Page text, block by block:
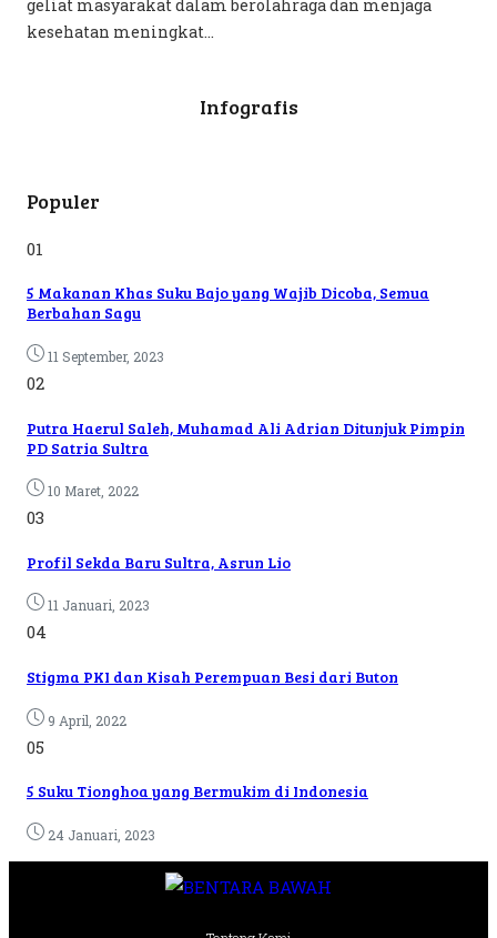
geliat masyarakat dalam berolahraga dan menjaga
kesehatan meningkat...
Infografis
Populer
01
5 Makanan Khas Suku Bajo yang Wajib Dicoba, Semua
Berbahan Sagu
11 September, 2023
02
Putra Haerul Saleh, Muhamad Ali Adrian Ditunjuk Pimpin
PD Satria Sultra
10 Maret, 2022
03
Profil Sekda Baru Sultra, Asrun Lio
11 Januari, 2023
04
Stigma PKI dan Kisah Perempuan Besi dari Buton
9 April, 2022
05
5 Suku Tionghoa yang Bermukim di Indonesia
24 Januari, 2023